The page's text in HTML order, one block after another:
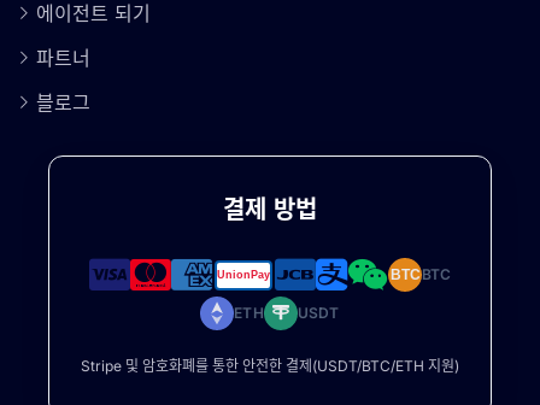
에이전트 되기
파트너
블로그
결제 방법
BTCBTC
ETH USDT
Stripe 및 암호화폐를 통한 안전한 결제(USDT/BTC/ETH 지원)